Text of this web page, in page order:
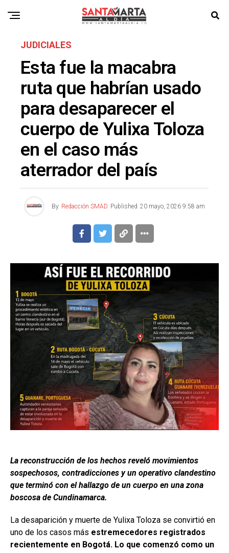
JUDICIALES
Esta fue la macabra
ruta que habrían usado
para desaparecer el
cuerpo de Yulixa Toloza
en el caso más
aterrador del país
By Redacción SMAD Published 20 mayo, 2026 9:58 am
La reconstrucción de los hechos reveló movimientos
sospechosos, contradicciones y un operativo clandestino
que terminó con el hallazgo de un cuerpo en una zona
boscosa de Cundinamarca.
La desaparición y muerte de Yulixa Toloza se convirtió en
uno de los casos más estremecedores registrados
recientemente en Bogotá. Lo que comenzó como un